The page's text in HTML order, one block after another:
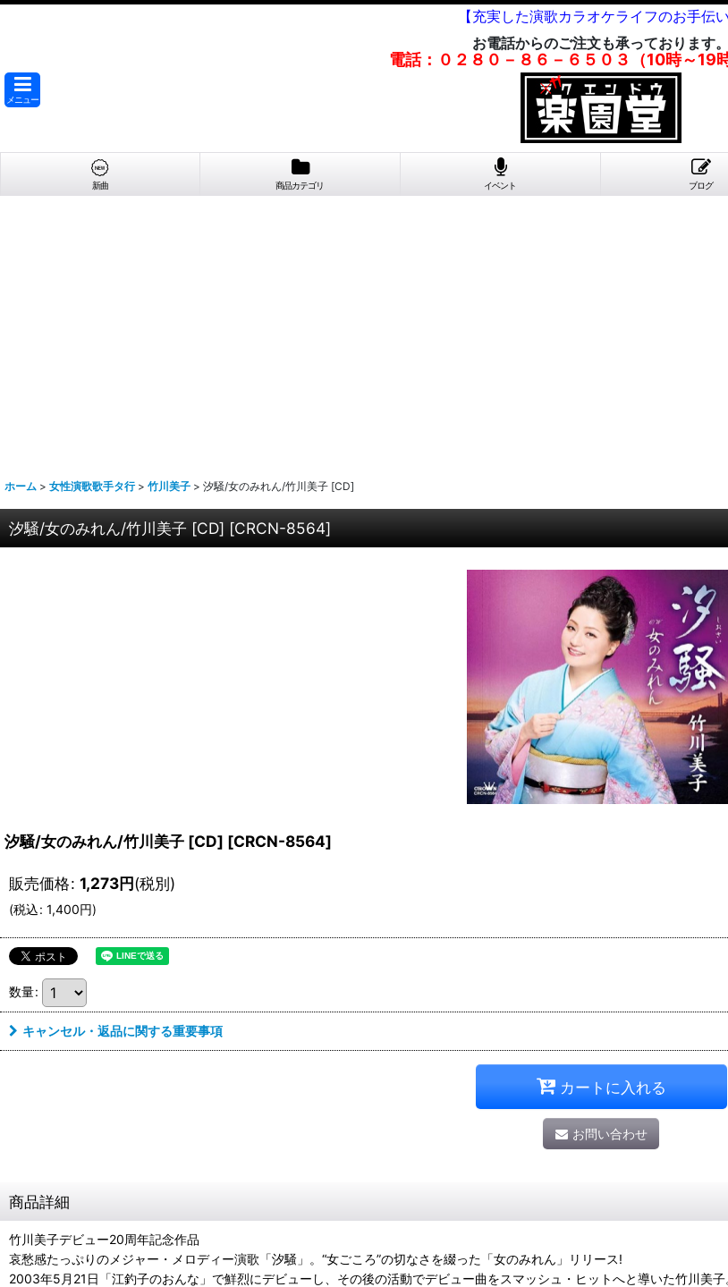
【充実した演歌カラオケライフのお手伝い
お電話からのご注文も承っております。
電話：０２８０－８６－６５０３（10時～19
メニュー
新曲 商品カテゴリ イベント ブログ
ホーム > 女性演歌歌手タ行 > 竹川美子 > 汐騒/女のみれん/竹川美子 [CD]
汐騒/女のみれん/竹川美子 [CD] [CRCN-8564]
汐騒/女のみれん/竹川美子 [CD] [CRCN-8564]
販売価格: 1,273円(税別)
(税込: 1,400円)
数量:
キャンセル・返品に関する重要事項
カートに入れる
お問い合わせ
商品詳細
竹川美子デビュー20周年記念作品
哀愁感たっぷりのメジャー・メロディー演歌「汐騒」。“女ごころ”の切なさを綴った「女のみれん」リリース!
2003年5月21日「江釣子のおんな」で鮮烈にデビューし、その後の活動でデビュー曲をスマッシュ・ヒットへと導いた竹川美